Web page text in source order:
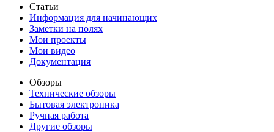
Статьи
Информация для начинающих
Заметки на полях
Мои проекты
Мои видео
Документация
Обзоры
Технические обзоры
Бытовая электроника
Ручная работа
Другие обзоры